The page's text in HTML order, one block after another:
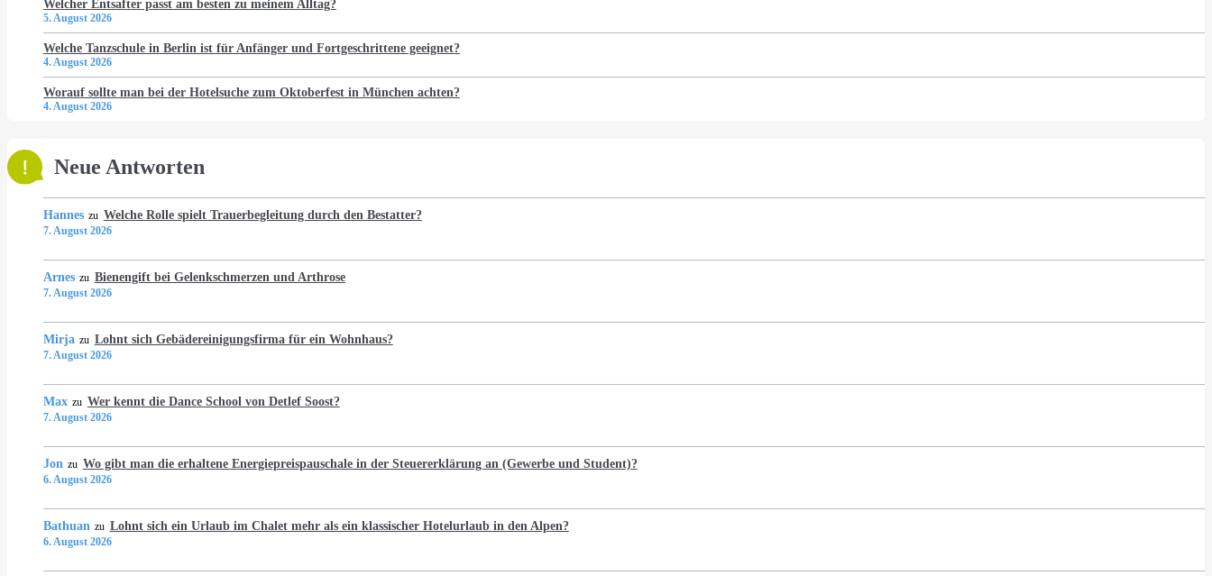
Welcher Entsafter passt am besten zu meinem Alltag?
5. August 2026
Welche Tanzschule in Berlin ist für Anfänger und Fortgeschrittene geeignet?
4. August 2026
Worauf sollte man bei der Hotelsuche zum Oktoberfest in München achten?
4. August 2026
Neue Antworten
Hannes zu Welche Rolle spielt Trauerbegleitung durch den Bestatter?
7. August 2026
Arnes zu Bienengift bei Gelenkschmerzen und Arthrose
7. August 2026
Mirja zu Lohnt sich Gebädereinigungsfirma für ein Wohnhaus?
7. August 2026
Max zu Wer kennt die Dance School von Detlef Soost?
7. August 2026
Jon zu Wo gibt man die erhaltene Energiepreispauschale in der Steuererklärung an (Gewerbe und Student)?
6. August 2026
Bathuan zu Lohnt sich ein Urlaub im Chalet mehr als ein klassischer Hotelurlaub in den Alpen?
6. August 2026